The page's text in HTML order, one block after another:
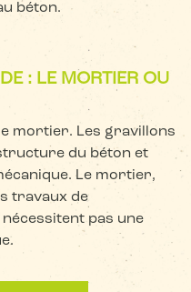
béton.
: LE MORTIER OU
mortier. Les gravillons
du béton et
Le mortier,
travaux de
pas une